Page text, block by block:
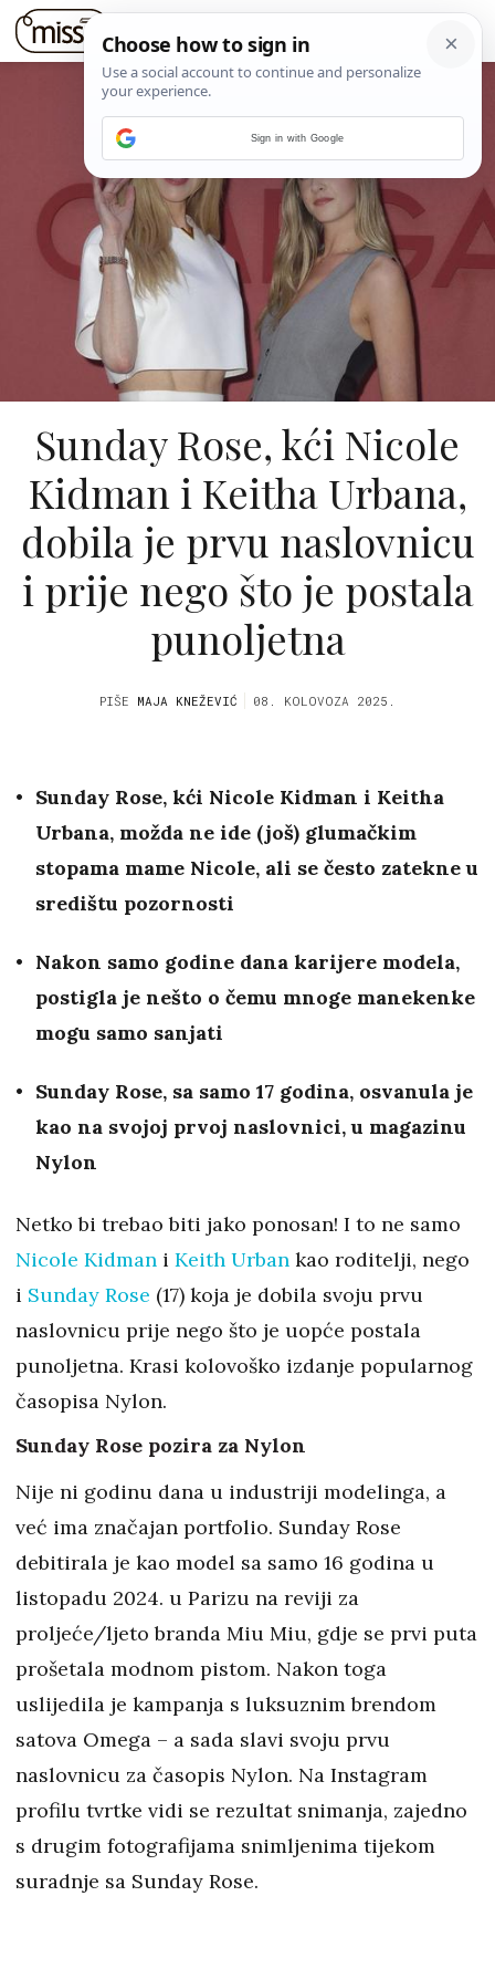
Sunday Rose, kći Nicole
Kidman i Keitha Urbana,
dobila je prvu naslovnicu
i prije nego što je postala
punoljetna
PIŠE MAJA KNEŽEVIĆ 08. KOLOVOZA 2025.
Sunday Rose, kći Nicole Kidman i Keitha
Urbana, možda ne ide (još) glumačkim
stopama mame Nicole, ali se često zatekne u
središtu pozornosti
Nakon samo godine dana karijere modela,
postigla je nešto o čemu mnoge manekenke
mogu samo sanjati
Sunday Rose, sa samo 17 godina, osvanula je
kao na svojoj prvoj naslovnici, u magazinu
Nylon
Netko bi trebao biti jako ponosan! I to ne samo
Nicole Kidman i Keith Urban kao roditelji, nego
i Sunday Rose (17) koja je dobila svoju prvu
naslovnicu prije nego što je uopće postala
punoljetna. Krasi kolovoško izdanje popularnog
časopisa Nylon.
Sunday Rose pozira za Nylon
Nije ni godinu dana u industriji modelinga, a
već ima značajan portfolio. Sunday Rose
debitirala je kao model sa samo 16 godina u
listopadu 2024. u Parizu na reviji za
proljeće/ljeto branda Miu Miu, gdje se prvi puta
prošetala modnom pistom. Nakon toga
uslijedila je kampanja s luksuznim brendom
satova Omega – a sada slavi svoju prvu
naslovnicu za časopis Nylon. Na Instagram
profilu tvrtke vidi se rezultat snimanja, zajedno
s drugim fotografijama snimljenima tijekom
suradnje sa Sunday Rose.
Sign in with Google